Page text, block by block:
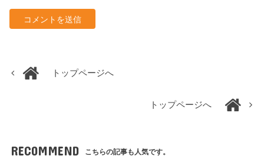
トップページへ
トップページへ
RECOMMEND こちらの記事も人気です。